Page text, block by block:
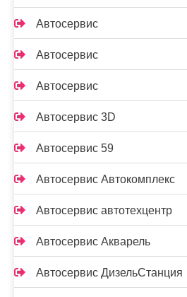
Автосервис
Автосервис
Автосервис
Автосервис 3D
Автосервис 59
Автосервис Автокомплекс
Автосервис автотехцентр
Автосервис Акварель
Автосервис ДизельСтанция